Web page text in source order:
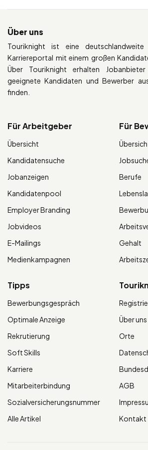
Über uns
Touriknight ist eine
Karriereportal mit einem großen
Über Touriknight erhalten
geeignete Kandidaten und Bewerber
finden.
Für Arbeitgeber
Übersicht
Kandidatensuche
Jobanzeigen
Kandidatenpool
Employer Branding
Jobvideos
E-Mailings
Medienkampagnen
Für
Berufe
Gehalt
Tipps
Bewerbungsgespräch
Optimale Anzeige
Rekrutierung
Soft Skills
Karriere
Mitarbeiterbindung
Sozialversicherungsnummer
Alle Artikel
Über uns
Orte
AGB
Kontakt